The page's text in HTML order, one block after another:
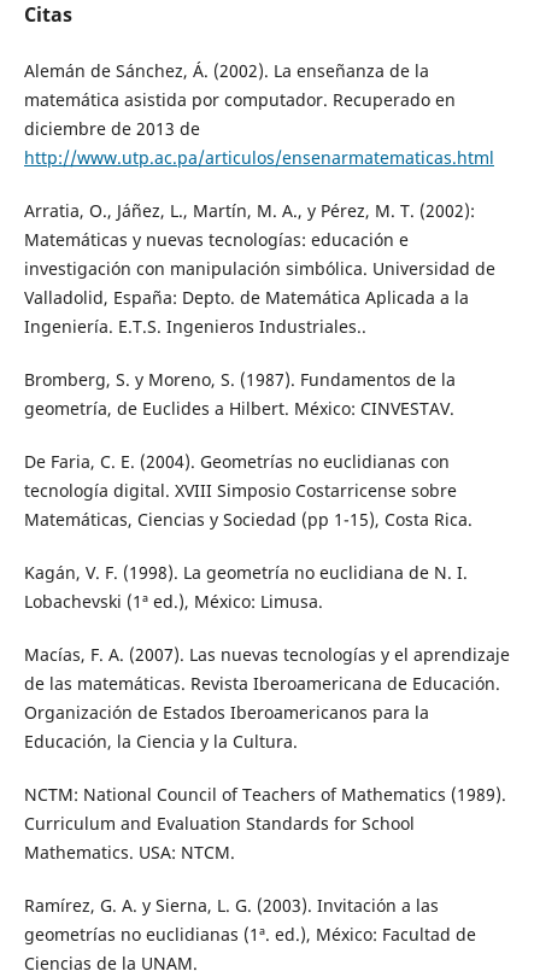
Citas
Alemán de Sánchez, Á. (2002). La enseñanza de la
matemática asistida por computador. Recuperado en
diciembre de 2013 de
http://www.utp.ac.pa/articulos/ensenarmatematicas.html
Arratia, O., Jáñez, L., Martín, M. A., y Pérez, M. T. (2002):
Matemáticas y nuevas tecnologías: educación e
investigación con manipulación simbólica. Universidad de
Valladolid, España: Depto. de Matemática Aplicada a la
Ingeniería. E.T.S. Ingenieros Industriales..
Bromberg, S. y Moreno, S. (1987). Fundamentos de la
geometría, de Euclides a Hilbert. México: CINVESTAV.
De Faria, C. E. (2004). Geometrías no euclidianas con
tecnología digital. XVIII Simposio Costarricense sobre
Matemáticas, Ciencias y Sociedad (pp 1-15), Costa Rica.
Kagán, V. F. (1998). La geometría no euclidiana de N. I.
Lobachevski (1ª ed.), México: Limusa.
Macías, F. A. (2007). Las nuevas tecnologías y el aprendizaje
de las matemáticas. Revista Iberoamericana de Educación.
Organización de Estados Iberoamericanos para la
Educación, la Ciencia y la Cultura.
NCTM: National Council of Teachers of Mathematics (1989).
Curriculum and Evaluation Standards for School
Mathematics. USA: NTCM.
Ramírez, G. A. y Sierna, L. G. (2003). Invitación a las
geometrías no euclidianas (1ª. ed.), México: Facultad de
Ciencias de la UNAM.